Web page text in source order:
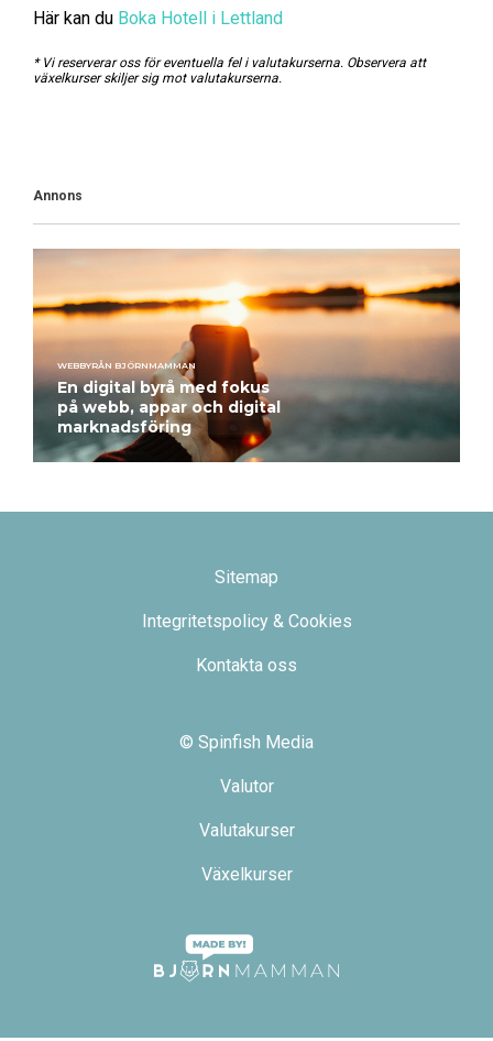
Här kan du Boka Hotell i Lettland
* Vi reserverar oss för eventuella fel i valutakurserna. Observera att
växelkurser skiljer sig mot valutakurserna.
Annons
WEBBYRÅN BJÖRNMAMMAN
En digital byrå med fokus
på webb, appar och digital
marknadsföring
Sitemap
Integritetspolicy & Cookies
Kontakta oss
© Spinfish Media
Valutor
Valutakurser
Växelkurser